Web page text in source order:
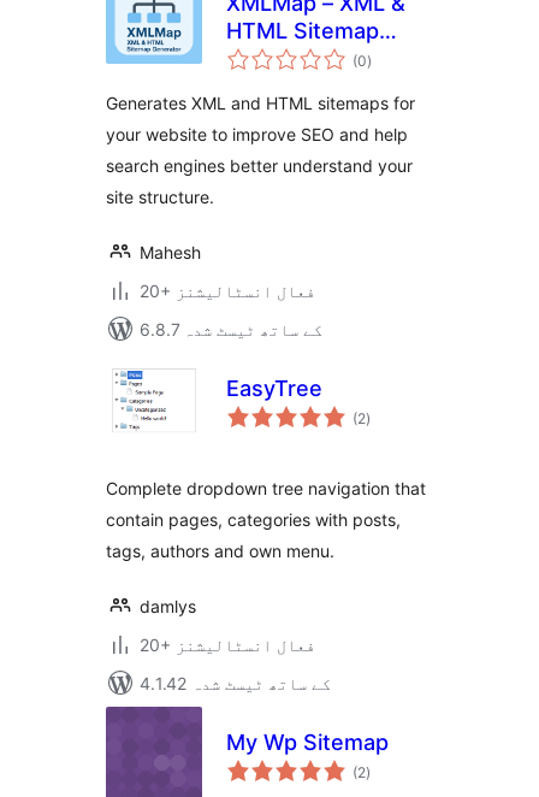
HTML Sitemap
Generator
(0مجموعی
درجہ
)
Generates XML and HTML sitemaps for
your website to improve SEO and help
search engines better understand your
site structure.
Mahesh
20+ فعال انسٹالیشنز
6.8.7 کے ساتھ ٹیسٹ شدہ
EasyTree
(2مجموعی
درجہ
)
Complete dropdown tree navigation that
contain pages, categories with posts,
tags, authors and own menu.
damlys
20+ فعال انسٹالیشنز
4.1.42 کے ساتھ ٹیسٹ شدہ
My Wp Sitemap
(2مجموعی
درجہ
)